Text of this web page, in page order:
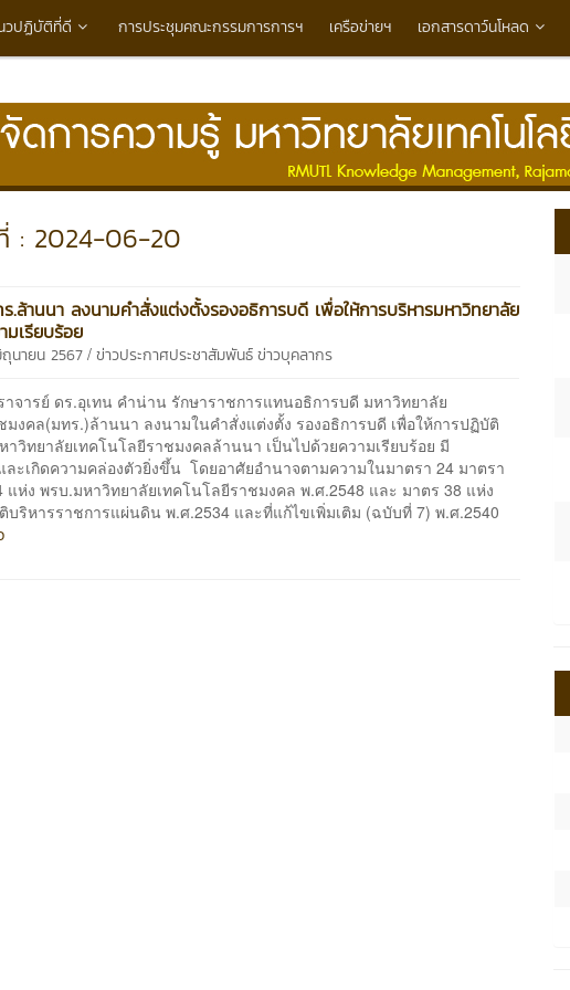
วปฏิบัติที่ดี การประชุมคณะกรรมการการฯ เครือข่ายฯ เอกสารดาว์นโหลด
: 2024-06-20
.ล้านนา ลงนามคำสั่งแต่งตั้งรองอธิการบดี เพื่อให้การบริหารมหาวิทยาลัย
มเรียบร้อย
นายน 2567/ข่าวประกาศประชาสัมพันธ์ ข่าวบุคลากร
ารย์ ดร.อุเทน คำน่าน รักษาราชการแทนอธิการบดี มหาวิทยาลัย
มงคล(มทร.)ล้านนา ลงนามในคำสั่งแต่งตั้ง รองอธิการบดี เพื่อให้การปฏิบัติ
าวิทยาลัยเทคโนโลยีราชมงคลล้านนา เป็นไปด้วยความเรียบร้อย มี
ะเกิดความคล่องตัวยิ่งขึ้น โดยอาศัยอำนาจตามความในมาตรา 24 มาตรา
แห่ง พรบ.มหาวิทยาลัยเทคโนโลยีราชมงคล พ.ศ.2548 และ มาตร 38 แห่ง
ริหารราชการแผ่นดิน พ.ศ.2534 และที่แก้ไขเพิ่มเติม (ฉบับที่ 7) พ.ศ.2540